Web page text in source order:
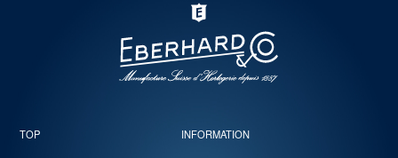
TOP INFORMATION